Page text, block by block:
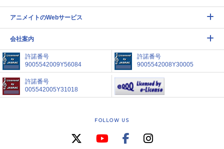
アニメイトのWebサービス
会社案内
許諾番号
9005542009Y56084
許諾番号
9005542008Y30005
許諾番号
005542005Y31018
FOLLOW US